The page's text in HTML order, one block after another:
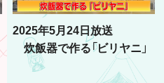
2025年5月24日放送
炊飯器で作る「ビリヤニ」